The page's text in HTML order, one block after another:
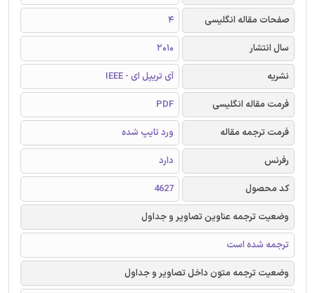
صفحات مقاله انگلیسی
4
سال انتشار
2010
نشریه
آی تریپل ای - IEEE
فرمت مقاله انگلیسی
PDF
فرمت ترجمه مقاله
ورد تایپ شده
رفرنس
دارد
کد محصول
4627
وضعیت ترجمه عناوین تصاویر و جداول
ترجمه شده است
وضعیت ترجمه متون داخل تصاویر و جداول